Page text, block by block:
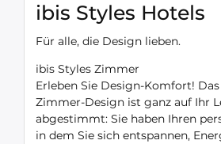
ibis Styles Hotels
Für alle, die Design lieben.
ibis Styles Zimmer
Erleben Sie Design-Komfort!
Zimmer-Design ist ganz auf Ihr
abgestimmt: Sie haben Ihren
in dem Sie sich entspannen,